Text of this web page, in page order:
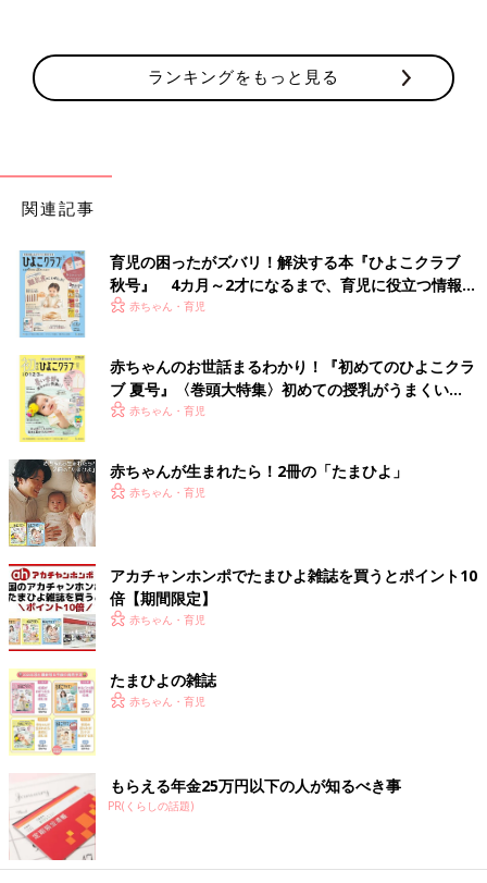
ランキングをもっと見る
関連記事
育児の困ったがズバリ！解決する本『ひよこクラブ
秋号』 4カ月～2才になるまで、育児に役立つ情報が
いっぱい！
赤ちゃん・育児
赤ちゃんのお世話まるわかり！『初めてのひよこクラ
ブ 夏号』〈巻頭大特集〉初めての授乳がうまくい
く！ おっぱい・ミルクの基本と夏のトラブル 解決テ
赤ちゃん・育児
赤ちゃんが生まれたら！2冊の「たまひよ」
赤ちゃん・育児
アカチャンホンポでたまひよ雑誌を買うとポイント10
倍【期間限定】
赤ちゃん・育児
たまひよの雑誌
赤ちゃん・育児
もらえる年金25万円以下の人が知るべき事
PR(くらしの話題)